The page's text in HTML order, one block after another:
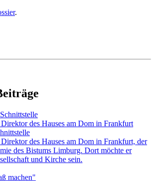
.
des Hauses am Dom in Frankfurt
des Hauses am Dom in Frankfurt, der
des Bistums Limburg. Dort möchte er
und Kirche sein.